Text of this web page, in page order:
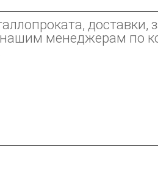
доставки,
менеджерам по